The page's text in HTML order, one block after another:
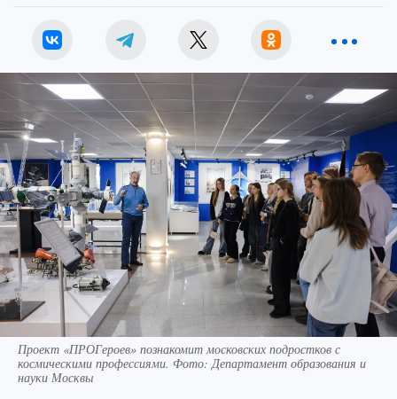
Проект «ПРОГероев» познакомит московских подростков с
космическими профессиями. Фото: Департамент образования и
науки Москвы